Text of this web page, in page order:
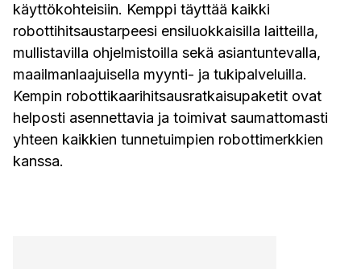
käyttökohteisiin. Kemppi täyttää kaikki
robottihitsaustarpeesi ensiluokkaisilla laitteilla,
mullistavilla ohjelmistoilla sekä asiantuntevalla,
maailmanlaajuisella myynti- ja tukipalveluilla.
Kempin robottikaarihitsausratkaisupaketit ovat
helposti asennettavia ja toimivat saumattomasti
yhteen kaikkien tunnetuimpien robottimerkkien
kanssa.